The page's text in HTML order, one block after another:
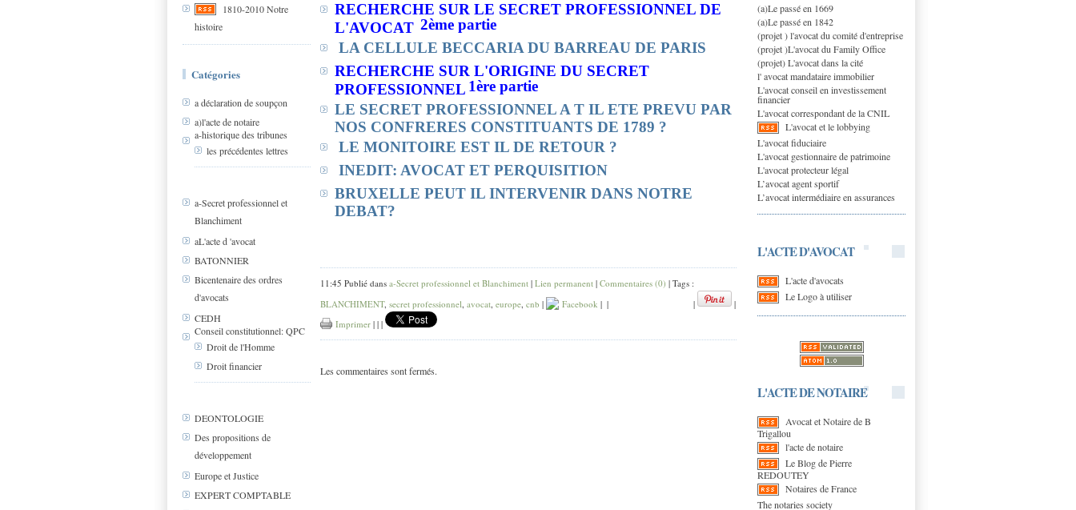
1810-2010 Notre
histoire
Catégories
a déclaration de soupçon
a)l'acte de notaire
a-historique des tribunes
les précédentes lettres
a-Secret professionnel et
Blanchiment
aL'acte d 'avocat
BATONNIER
Bicentenaire des ordres
d'avocats
CEDH
Conseil constitutionnel: QPC
Droit de l'Homme
Droit financier
DEONTOLOGIE
Des propositions de
développement
Europe et Justice
EXPERT COMPTABLE
(a)Le passé en 1669
(a)Le passé en 1842
(projet ) l'avocat du comité d'entreprise
(projet )L'avocat du Family Office
(projet) L'avocat dans la cité
l' avocat mandataire immobilier
L'avocat conseil en investissement
financier
L'avocat correspondant de la CNIL
L'avocat et le lobbying
L'avocat fiduciaire
L'avocat gestionnaire de patrimoine
L'avocat protecteur légal
L’avocat agent sportif
L’avocat intermédiaire en assurances
L'ACTE D'AVOCAT
L'acte d'avocats
Le Logo à utiliser
L'ACTE DE NOTAIRE
Avocat et Notaire de B
Trigallou
l'acte de notaire
Le Blog de Pierre
REDOUTEY
Notaires de France
The notaries society
RECHERCHE SUR LE SECRET PROFESSIONNEL DE
L'AVOCAT 2ème partie
LA CELLULE BECCARIA DU BARREAU DE PARIS
RECHERCHE SUR L'ORIGINE DU SECRET
PROFESSIONNEL
1ère partie
LE SECRET PROFESSIONNEL A T IL ETE PREVU PAR
NOS CONFRERES CONSTITUANTS DE 1789 ?
LE MONITOIRE EST IL DE RETOUR ?
INEDIT: AVOCAT ET PERQUISITION
BRUXELLE PEUT IL INTERVENIR DANS NOTRE
DEBAT?
11:45 Publié dans a-Secret professionnel et Blanchiment | Lien permanent | Commentaires (0) | Tags :
BLANCHIMENT, secret professionnel, avocat, europe, cnb | Facebook | | |
|
Imprimer | | |
Les commentaires sont fermés.